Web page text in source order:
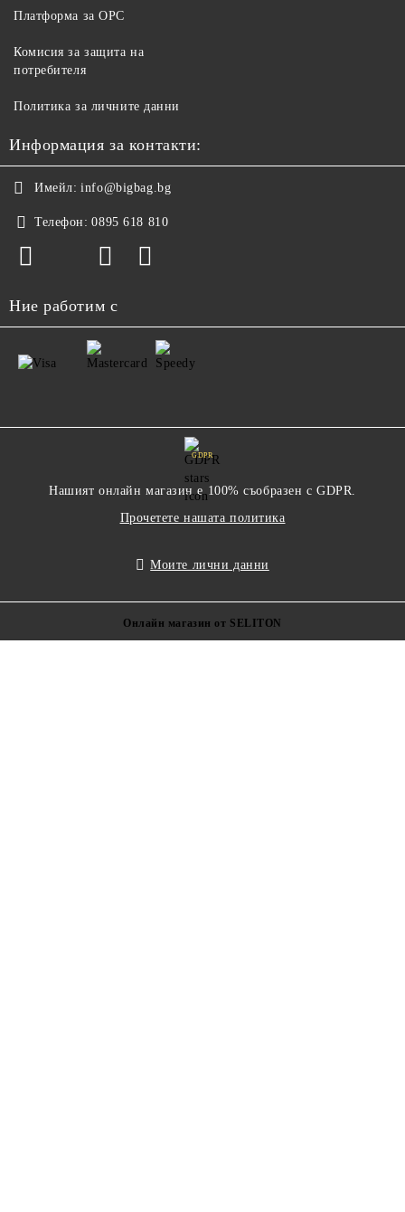
Платформа за ОРС
Комисия за защита на
потребителя
Политика за личните данни
Информация за контакти:
Имейл: info@bigbag.bg
Телефон: 0895 618 810
Ние работим с
GDPR
Нашият онлайн магазин е 100% съобразен с GDPR.
Прочетете нашата политика
Моите лични данни
Онлайн магазин от SELITON